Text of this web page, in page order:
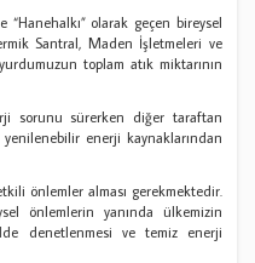
olarak geçen bireysel
Santral, Maden İşletmeleri ve
toplam atık miktarının
sorunu sürerken diğer taraftan
enerji kaynaklarından
önlemler alması gerekmektedir.
önlemlerin yanında ülkemizin
denetlenmesi ve temiz enerji